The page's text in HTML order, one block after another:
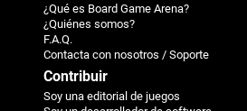
¿Qué es Board Game Arena?
¿Quiénes somos?
F.A.Q.
Contacta con nosotros / Soporte
Contribuir
Soy una editorial de juegos